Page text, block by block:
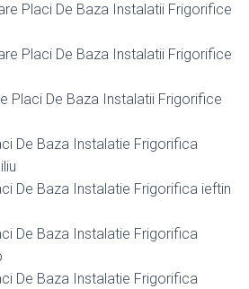
Placi De Baza Instalatii Frigorifice
Placi De Baza Instalatii Frigorifice
Placi De Baza Instalatii Frigorifice
De Baza Instalatie Frigorifica
De Baza Instalatie Frigorifica ieftin
De Baza Instalatie Frigorifica
De Baza Instalatie Frigorifica